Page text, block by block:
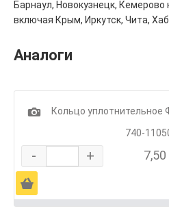
Барнаул, Новокузнецк, Кемерово
включая Крым, Иркутск, Чита,
Аналоги
1
Кольцо
740-
- +
Ä